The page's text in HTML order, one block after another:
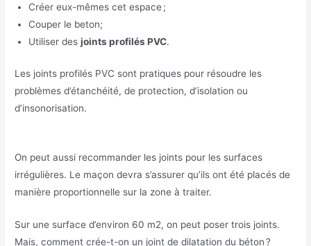
Créer eux-mêmes cet espace ;
Couper le beton;
Utiliser desjoints profilés PVC.
Les joints profilés PVC sont pratiques pour résoudre les
problèmes d’étanchéité, de protection, d’isolation ou
d’insonorisation.
On peut aussi recommander les joints pour les surfaces
irrégulières. Le maçon devra s’assurer qu’ils ont été placés de
manière proportionnelle sur la zone à traiter.
Sur une surface d’environ 60 m2, on peut poser trois joints.
Mais, comment crée-t-on un joint de dilatation du béton ?